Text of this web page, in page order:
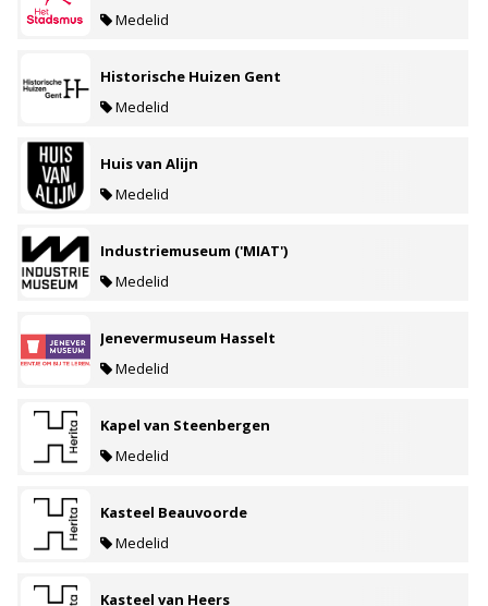
Medelid
Historische Huizen Gent
Medelid
Huis van Alijn
Medelid
Industriemuseum ('MIAT')
Medelid
Jenevermuseum Hasselt
Medelid
Kapel van Steenbergen
Medelid
Kasteel Beauvoorde
Medelid
Kasteel van Heers